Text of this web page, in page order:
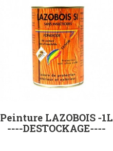
Peinture LAZOBOIS -1L
----DESTOCKAGE----